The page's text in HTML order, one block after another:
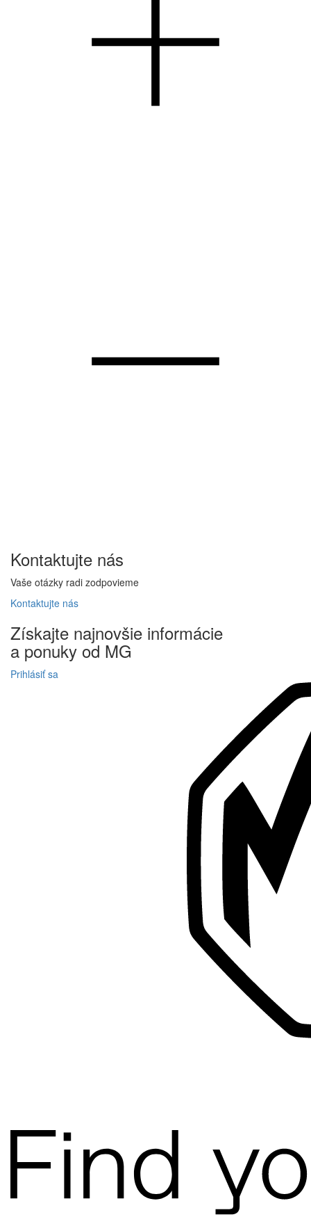
Kontaktujte nás
Vaše otázky radi zodpovieme
Kontaktujte nás
Získajte najnovšie informácie
a ponuky od MG
Prihlásiť sa